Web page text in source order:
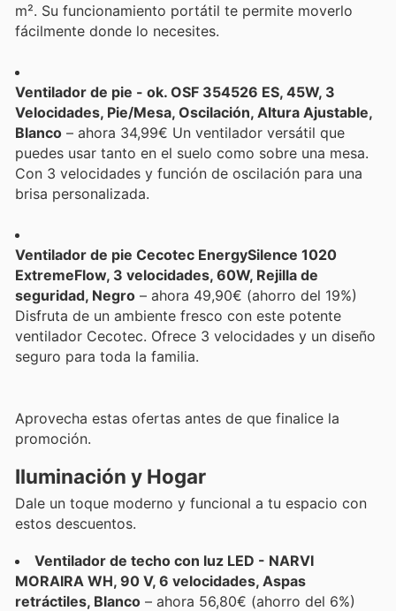
m². Su funcionamiento portátil te permite moverlo
fácilmente donde lo necesites.
Ventilador de pie - ok. OSF 354526 ES, 45W, 3
Velocidades, Pie/Mesa, Oscilación, Altura Ajustable,
Blanco – ahora 34,99€ Un ventilador versátil que
puedes usar tanto en el suelo como sobre una mesa.
Con 3 velocidades y función de oscilación para una
brisa personalizada.
Ventilador de pie Cecotec EnergySilence 1020
ExtremeFlow, 3 velocidades, 60W, Rejilla de
seguridad, Negro – ahora 49,90€ (ahorro del 19%)
Disfruta de un ambiente fresco con este potente
ventilador Cecotec. Ofrece 3 velocidades y un diseño
seguro para toda la familia.
Aprovecha estas ofertas antes de que finalice la
promoción.
Iluminación y Hogar
Dale un toque moderno y funcional a tu espacio con
estos descuentos.
Ventilador de techo con luz LED - NARVI
MORAIRA WH, 90 V, 6 velocidades, Aspas
retráctiles, Blanco – ahora 56,80€ (ahorro del 6%)